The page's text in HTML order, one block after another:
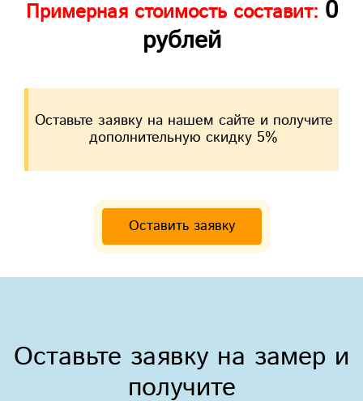
Примерная стоимость составит: 0
рублей
Оставьте заявку на нашем сайте и получите
дополнительную скидку 5%
Оставить заявку
Оставьте заявку на замер и
получите